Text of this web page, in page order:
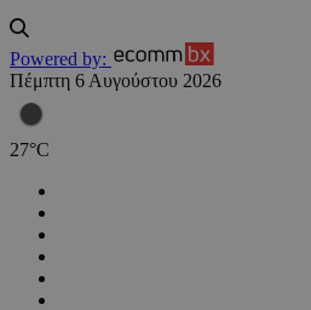
Powered by:
Πέμπτη 6 Αυγούστου 2026
27°C